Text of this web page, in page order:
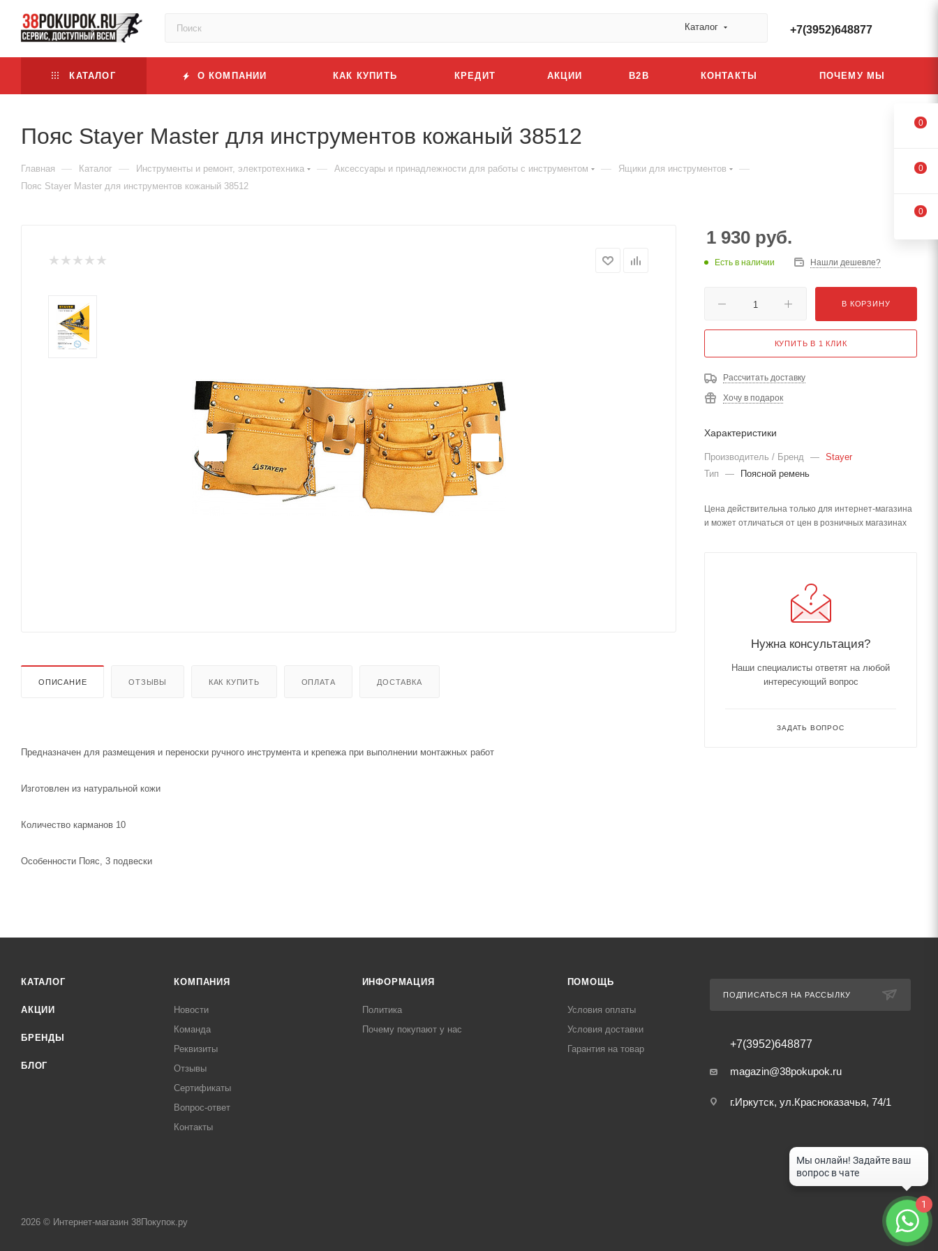
Каталог +7(3952)648877
КАТАЛОГ О КОМПАНИИ КАК КУПИТЬ КРЕДИТ АКЦИИ B2B КОНТАКТЫ ПОЧЕМУ МЫ
Пояс Stayer Master для инструментов кожаный 38512
Главная — Каталог — Инструменты и ремонт, электротехника — Аксессуары и принадлежности для работы с инструментом — Ящики для инструментов —
Пояс Stayer Master для инструментов кожаный 38512
ОПИСАНИЕ ОТЗЫВЫ КАК КУПИТЬ ОПЛАТА ДОСТАВКА
Предназначен для размещения и переноски ручного инструмента и крепежа при выполнении монтажных работ
Изготовлен из натуральной кожи
Количество карманов 10
Особенности Пояс, 3 подвески
1 930 руб.
Есть в наличии Нашли дешевле?
В КОРЗИНУ
КУПИТЬ В 1 КЛИК
Рассчитать доставку
Хочу в подарок
Характеристики
Производитель / Бренд — Stayer
Тип
— Поясной ремень
Цена действительна только для интернет-магазина
и может отличаться от цен в розничных магазинах
Нужна консультация?
Наши специалисты ответят на любой
интересующий вопрос
ЗАДАТЬ ВОПРОС
КАТАЛОГ
АКЦИИ
БРЕНДЫ
БЛОГ
КОМПАНИЯ
Новости
Команда
Реквизиты
Отзывы
Сертификаты
Вопрос-ответ
Контакты
ИНФОРМАЦИЯ
Политика
Почему покупают у нас
ПОМОЩЬ
Условия оплаты
Условия доставки
Гарантия на товар
ПОДПИСАТЬСЯ НА РАССЫЛКУ
+7(3952)648877
magazin@38pokupok.ru
г.Иркутск, ул.Красноказачья, 74/1
2026 © Интернет-магазин 38Покупок.ру
0
0
0
1